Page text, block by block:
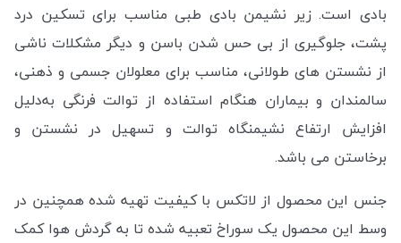
بادی است. زیر نشیمن بادی طبی مناسب برای تسکین درد
پشت، جلوگیری از بی حس شدن باسن و دیگر مشکلات ناشی
از نشستن های طولانی، مناسب برای معلولان جسمی و ذهنی،
سالمندان و بیماران هنگام استفاده از توالت فرنگی به‌دلیل
افزایش ارتفاع نشیمنگاه توالت و تسهیل در نشستن و
برخاستن می باشد.
جنس این محصول از لاتکس با کیفیت تهیه شده همچنین در
وسط این محصول یک سوراخ تعبیه شده تا به گردش هوا کمک